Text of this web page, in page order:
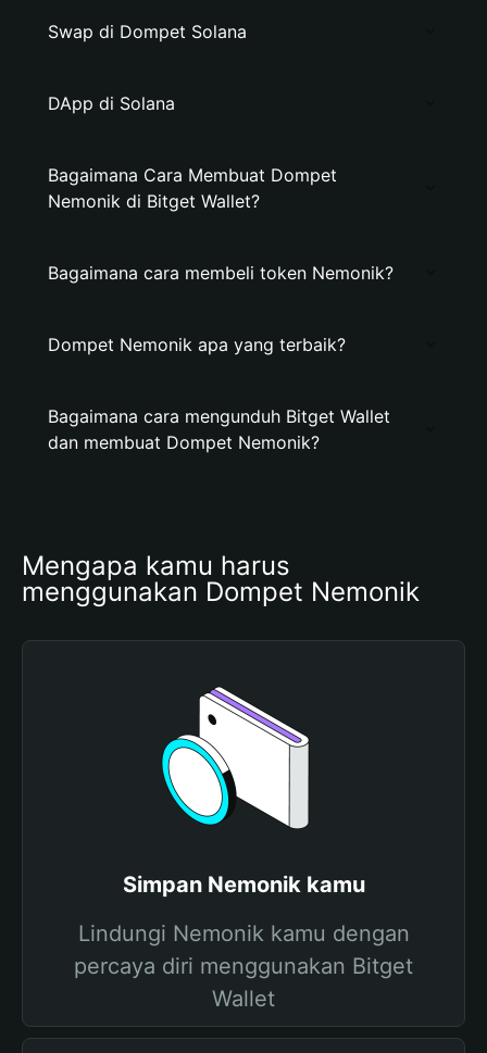
Swap di Dompet Solana
DApp di Solana
Bagaimana Cara Membuat Dompet
Nemonik di Bitget Wallet?
Bagaimana cara membeli token Nemonik?
Dompet Nemonik apa yang terbaik?
Bagaimana cara mengunduh Bitget Wallet
dan membuat Dompet Nemonik?
Mengapa kamu harus
menggunakan Dompet Nemonik
Simpan Nemonik kamu
Lindungi Nemonik kamu dengan
percaya diri menggunakan Bitget
Wallet